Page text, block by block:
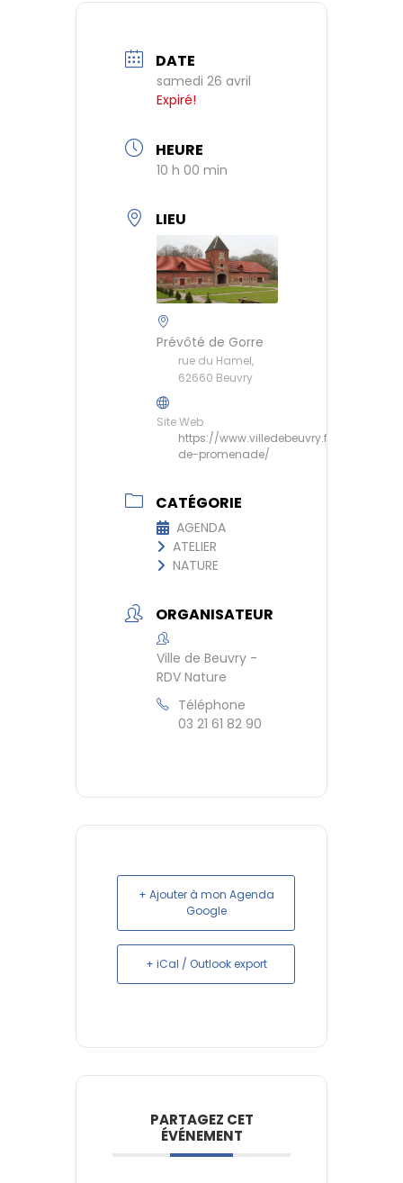
DATE
samedi 26 avril
Expiré!
HEURE
10 h 00 min
LIEU
Prévôté de Gorre
rue du Hamel,
62660 Beuvry
Site Web
https://www.villedebeuvry.fr/chemins-
de-promenade/
CATÉGORIE
AGENDA
ATELIER
NATURE
ORGANISATEUR
Ville de Beuvry -
RDV Nature
Téléphone
03 21 61 82 90
+ Ajouter à mon Agenda
Google
+ iCal / Outlook export
PARTAGEZ CET
ÉVÉNEMENT